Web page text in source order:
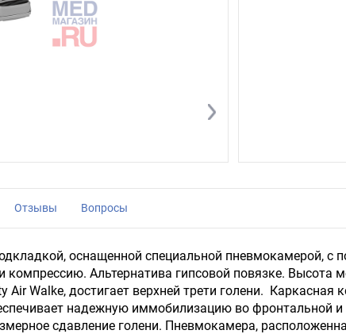
Отзывы Вопросы
оснащенной специальной пневмокамерой, с
Альтернатива гипсовой повязке. Высота
Walke, достигает верхней трети голени. Каркасная
надежную иммобилизацию во фронтальной и
сдавление голени. Пневмокамера,